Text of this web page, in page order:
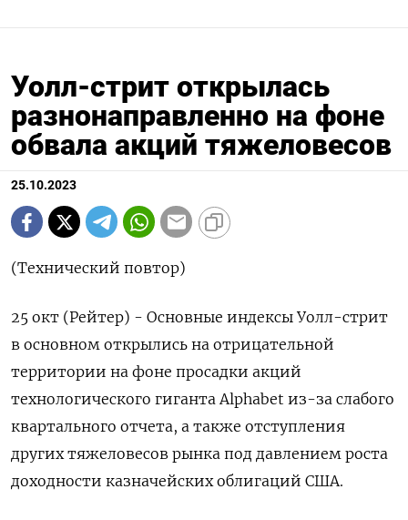
Уолл-стрит открылась
разнонаправленно на фоне
обвала акций тяжеловесов
25.10.2023
(Технический повтор)
25 окт (Рейтер) - Основные индексы Уолл-стрит
в основном открылись на отрицательной
территории на фоне просадки акций
технологического гиганта Alphabet из-за слабого
квартального отчета, а также отступления
других тяжеловесов рынка под давлением роста
доходности казначейских облигаций США.